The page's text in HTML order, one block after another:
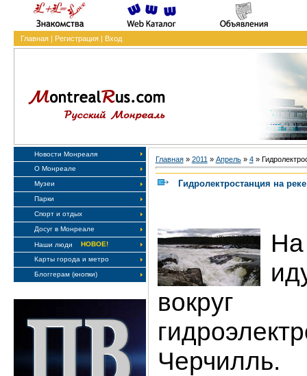
Главная| Регистрация| Вход
Новости Монреаля
О Монреале
Музеи
Парки
Спорт и отдых
Досуг в Монреале
Наши люди
НОВОЕ!
Карты города и метро
Блоггерам (кнопки)
Главная» 2011 » Апрель » 4»
Гидролектростанция на
вокруг
Черчилль.